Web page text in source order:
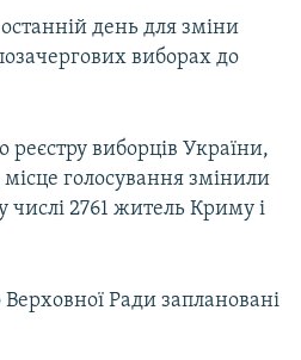
день для зміни
виборах до
виборців України,
голосування змінили
числі 2761 житель Криму і
Ради заплановані